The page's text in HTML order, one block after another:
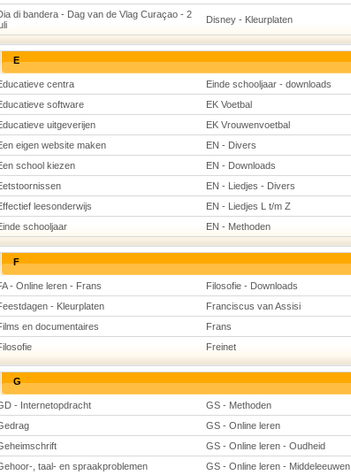
di bandera - Dag van de Vlag Curaçao - 2
Disney - Kleurplaten
E
centra Einde schooljaar - downloads
software
EK Voetbal
uitgeverijen
EK Vrouwenvoetbal
eigen website maken
EN - Divers
school kiezen
EN - Downloads
EN - Liedjes - Divers
leesonderwijs
EN - Liedjes L t/m Z
schooljaar
EN - Methoden
F
- Online leren - Frans Filosofie - Downloads
- Kleurplaten
Franciscus van Assisi
en documentaires
Frans
Freinet
G
- Internetopdracht GS - Methoden
GS - Online leren
GS - Online leren - Oudheid
, taal- en spraakproblemen
GS - Online leren - Middeleeuwen